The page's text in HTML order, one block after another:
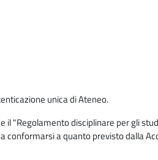
unica di Ateneo.
"Regolamento disciplinare per gli
conformarsi a quanto previsto dalla